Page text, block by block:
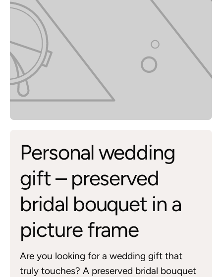
Personal wedding
gift – preserved
bridal bouquet in a
picture frame
Are you looking for a wedding gift that
truly touches? A preserved bridal bouquet